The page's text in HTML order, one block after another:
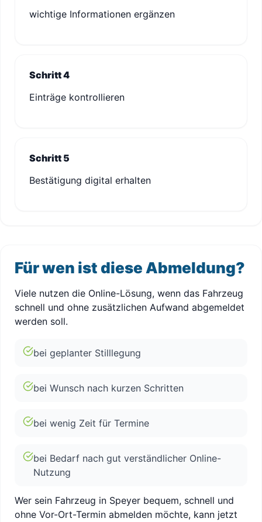
wichtige Informationen ergänzen
Schritt 4
Einträge kontrollieren
Schritt 5
Bestätigung digital erhalten
Für wen ist diese Abmeldung?
Viele nutzen die Online-Lösung, wenn das Fahrzeug
schnell und ohne zusätzlichen Aufwand abgemeldet
werden soll.
bei geplanter Stilllegung
bei Wunsch nach kurzen Schritten
bei wenig Zeit für Termine
bei Bedarf nach gut verständlicher Online-
Nutzung
Wer sein Fahrzeug in Speyer bequem, schnell und
ohne Vor-Ort-Termin abmelden möchte, kann jetzt